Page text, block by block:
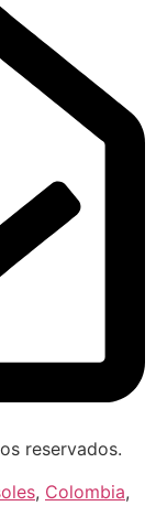
reservados.
, Colombia,